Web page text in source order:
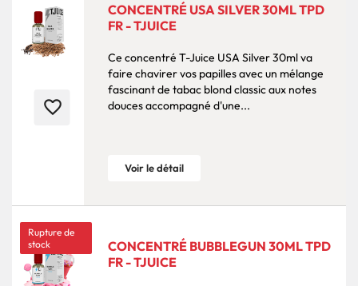
favorite_border
CONCENTRÉ USA SILVER 30ML TPD
FR - TJUICE
Ce concentré T-Juice USA Silver 30ml va
faire chavirer vos papilles avec un mélange
fascinant de tabac blond classic aux notes
douces accompagné d'une...
Voir le détail
Rupture de
stock
CONCENTRÉ BUBBLEGUN 30ML TPD
FR - TJUICE